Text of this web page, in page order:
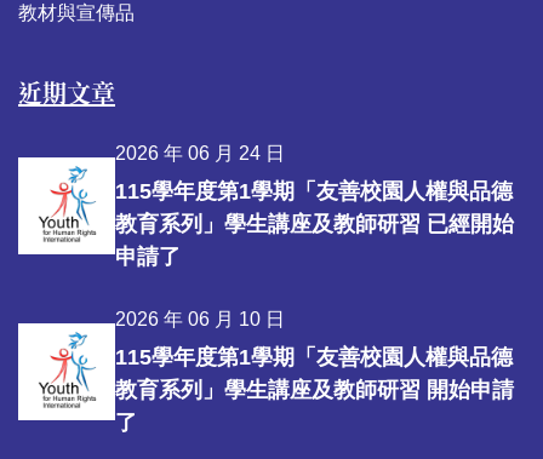
教材與宣傳品
近期文章
2026 年 06 月 24 日
115學年度第1學期「友善校園人權與品德
教育系列」學生講座及教師研習 已經開始
申請了
2026 年 06 月 10 日
115學年度第1學期「友善校園人權與品德
教育系列」學生講座及教師研習 開始申請
了